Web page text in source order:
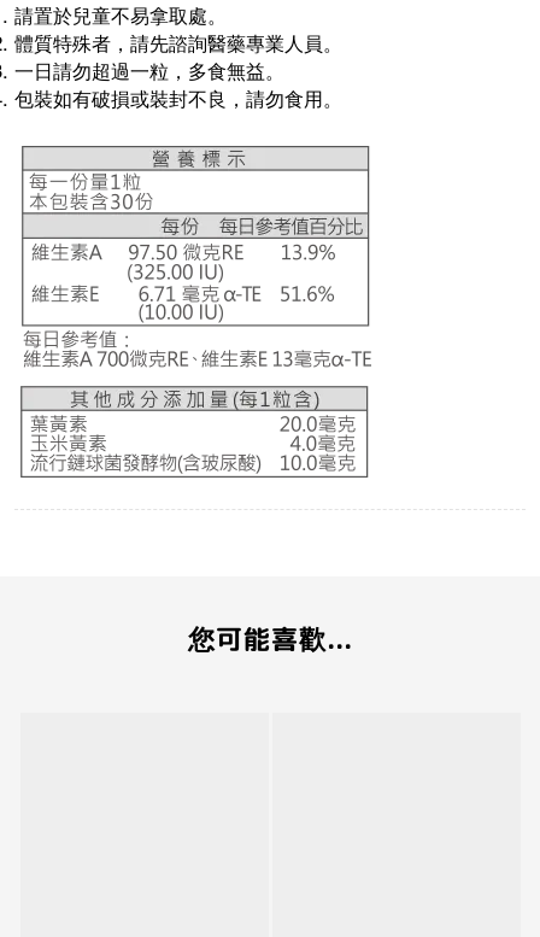
請置於兒童不易拿取處。
體質特殊者，請先諮詢醫藥專業人員。
一日請勿超過一粒，多食無益。
包裝如有破損或裝封不良，請勿食用。
您可能喜歡...